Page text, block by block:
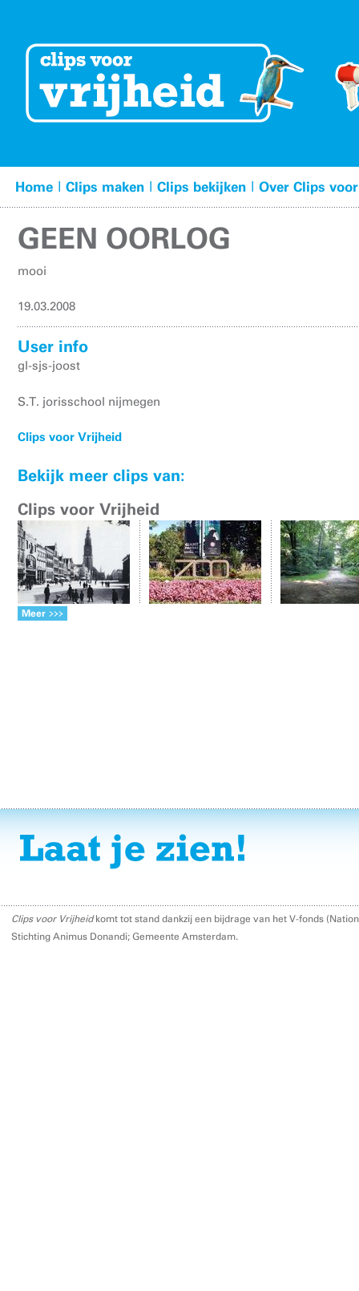
Home | Clips maken | Clips bekijken | Over Clips
GEEN OORLOG
mooi
19.03.2008
User info
gl-sjs-joost
S.T. jorisschool nijmegen
Clips voor Vrijheid
Bekijk meer clips van:
Clips voor Vrijheid
Meer
Clips voor Vrijheidkomt tot stand dankzij een bijdrage van het V-fonds
Stichting Animus Donandi; Gemeente Amsterdam.